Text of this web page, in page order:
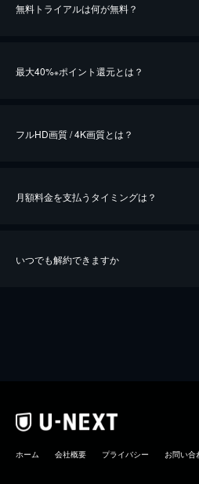
無料トライアルは何が無料？
最大40%※ポイント還元とは？
※40％ポイント還元の対象は、クレジットカード
フルHD画質 / 4K画質とは？
月額料金を支払うタイミングは？
いつでも解約できますか
ホーム 会社概要 プライバシー お問い合